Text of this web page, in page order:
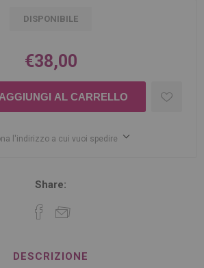
DISPONIBILE
€38,00
l'indirizzo a cui vuoi spedire
Share:
DESCRIZIONE